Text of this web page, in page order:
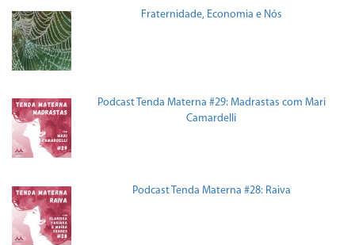
Fraternidade, Economia e Nós
Podcast Tenda Materna #29: Madrastas com Mari
Camardelli
Podcast Tenda Materna #28: Raiva